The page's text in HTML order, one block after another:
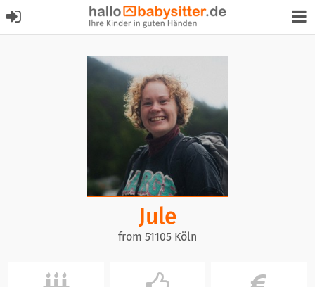
Jule
from 51105 Köln